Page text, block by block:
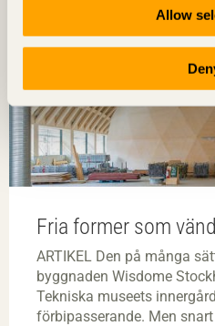
Allow
Fria former som
ARTIKEL Den på många
byggnaden Wisdome
Tekniska museets
förbipasserande. Men